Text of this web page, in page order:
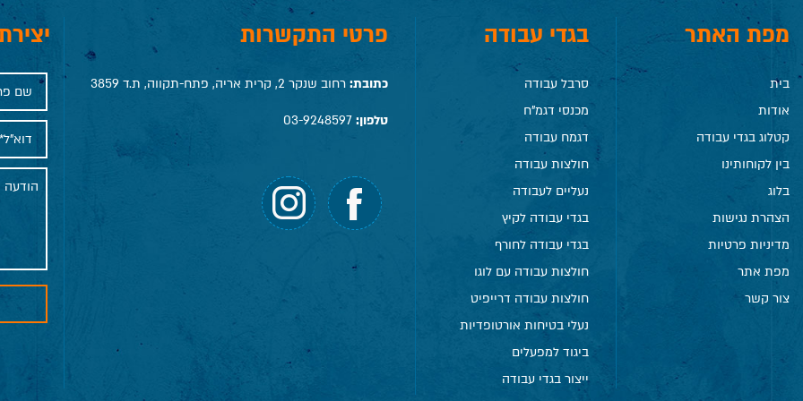
מפת האתר
בית
אודות
קטלוג בגדי עבודה
בין לקוחותינו
בלוג
הצהרת נגישות
מדיניות פרטיות
מפת אתר
צור קשר
בגדי עבודה
סרבל עבודה
מכנסי דגמ"ח
דגמח עבודה
חולצות עבודה
נעליים לעבודה
בגדי עבודה לקיץ
בגדי עבודה לחורף
חולצות עבודה עם לוגו
חולצות עבודה דרייפיט
נעלי בטיחות אורטופדיות
ביגוד למפעלים
ייצור בגדי עבודה
פרטי התקשרות
כתובת: רחוב שנקר 2, קרית אריה, פתח-תקווה, ת.ד 3859
טלפון: 03-9248597